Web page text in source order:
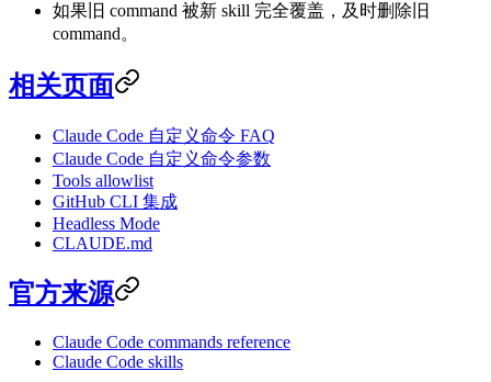
如果旧 command 被新 skill 完全覆盖，及时删除旧
command。
相关页面
Claude Code 自定义命令 FAQ
Claude Code 自定义命令参数
Tools allowlist
GitHub CLI 集成
Headless Mode
CLAUDE.md
官方来源
Claude Code commands reference
Claude Code skills